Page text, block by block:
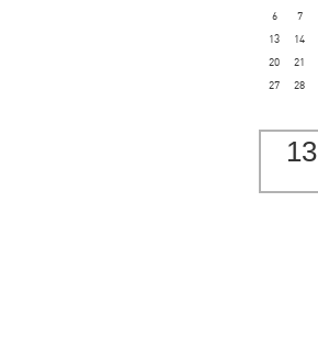
6
7
13
14
20
21
27
28
13